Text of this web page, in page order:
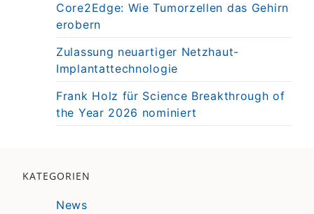
Core2Edge: Wie Tumorzellen das Gehirn
erobern
Zulassung neuartiger Netzhaut-
Implantattechnologie
Frank Holz für Science Breakthrough of
the Year 2026 nominiert
KATEGORIEN
News